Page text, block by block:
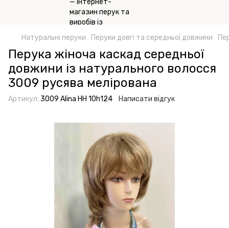
Натуральні перуки Перуки довгі та середньої довжини
Перука жіноча каскад середньої
довжини із натурального волосся
3009 русява мелірована
Артикул: 3009 Alina HH 10h124 Написати відгук